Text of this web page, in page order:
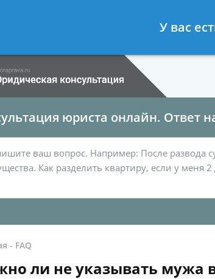
- Семейный юрист, адвокат по
юриста онлайн. Ответ
- FAQ
ли не указывать мужа
У вас